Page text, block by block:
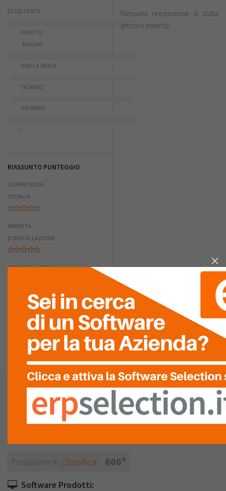
ECCELLENTE
MOLTO
BUONO
NELLA MEDIA
SCARSO
PESSIMO
RIASSUNTO PUNTEGGIO
COMPETENZA
TECNICA
RAPIDITÀ
D'INSTALLAZIONE
QUALITÀ DEL
ASSISTENZA
Nessuna recensione è stata
ancora inserita.
LISTARECENSIONI (0)
Cemium AS
Vedi la mappa
Posizione in classifica: 606o
Software Prodotti: